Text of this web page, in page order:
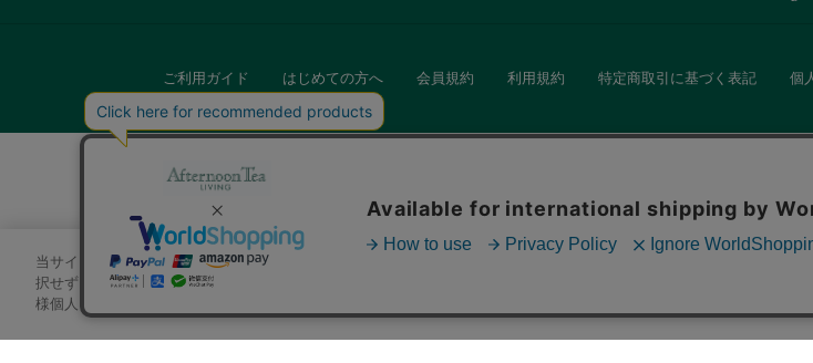
ご利用ガイド はじめての方へ 会員規約 利用規約 特定商取引に基づく表記 個
当サイトでは、サイトの利便性向上のためにクッキーを使用いたします。ボタンから同意の可否を選択してください。選
択せずにページを移動した場合、クッキーの使用に同意したことになります。クッキーを通じて収集する情報には「お客
様個人を特定できる情報」は一切含まれておりません。詳細は